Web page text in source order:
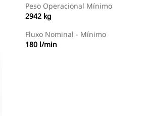
Peso Operacional Mínimo
2942 kg
Fluxo Nominal - Mínimo
180 l/min